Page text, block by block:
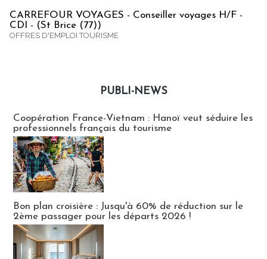
CARREFOUR VOYAGES - Conseiller voyages H/F -
CDI - (St Brice (77))
OFFRES D'EMPLOI TOURISME
PUBLI-NEWS
Coopération France-Vietnam : Hanoï veut séduire les
professionnels français du tourisme
Bon plan croisière : Jusqu'à 60% de réduction sur le
2ème passager pour les départs 2026 !